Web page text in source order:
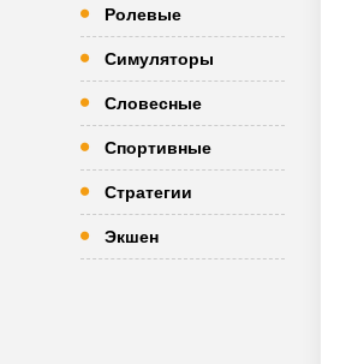
Ролевые
Симуляторы
Словесные
Спортивные
Стратегии
Экшен